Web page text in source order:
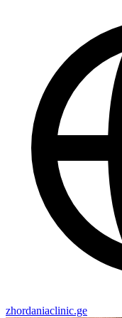
zhordaniaclinic.ge